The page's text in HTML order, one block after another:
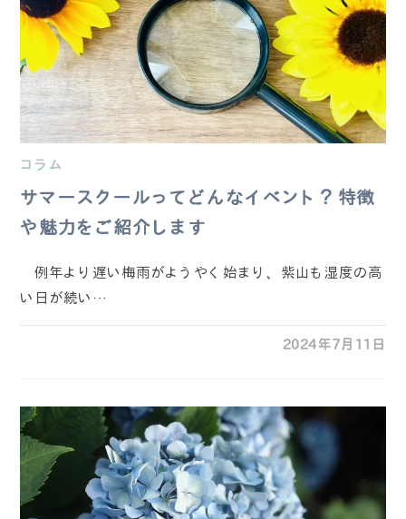
コラム
サマースクールってどんなイベント？特徴
や魅力をご紹介します
例年より遅い梅雨がようやく始まり、紫山も湿度の高
い日が続い…
2024年7月11日